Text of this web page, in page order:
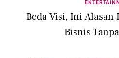
Beda Visi, Ini Alasan
Bisnis